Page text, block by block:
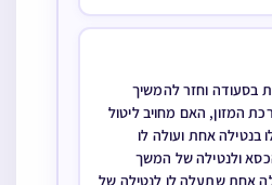
האם הספר תורה
בסעודה וחזר להמשיך
המזון, האם מחויב ליטול
בנטילה אחת ועולה לו
ולנטילה של המשך
אחת שתעלה לו לנטילה של